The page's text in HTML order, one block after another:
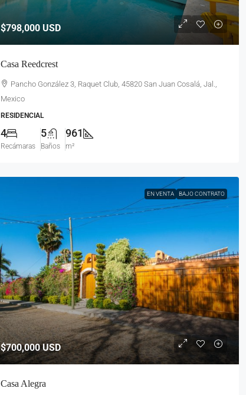
$798,000 USD
Casa Reedcrest
Pancho González 3, Raquet Club, 45820 San Juan Cosalá, Jal.,
Mexico
RESIDENCIAL
4
Recámaras
5
Baños
961
m²
EN VENTA BAJO CONTRATO
$700,000USD
Casa Alegra